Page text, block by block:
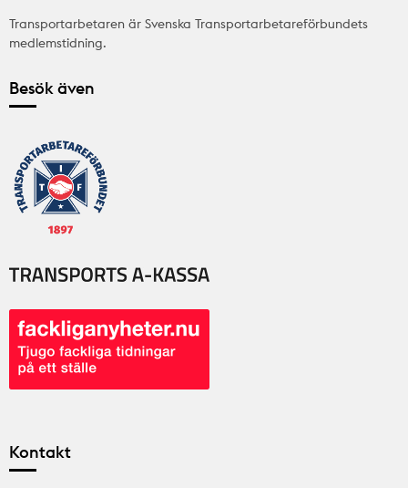
Transportarbetaren är Svenska Transportarbetareförbundets
medlemstidning.
Besök även
Kontakt